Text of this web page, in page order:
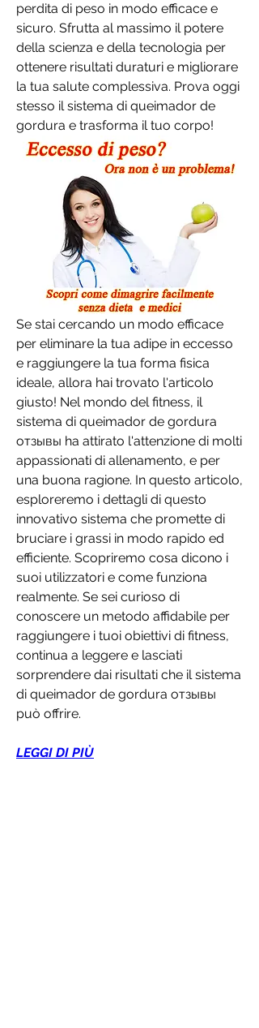
perdita di peso in modo efficace e
sicuro. Sfrutta al massimo il potere
della scienza e della tecnologia per
ottenere risultati duraturi e migliorare
la tua salute complessiva. Prova oggi
stesso il sistema di queimador de
gordura e trasforma il tuo corpo!
Se stai cercando un modo efficace
per eliminare la tua adipe in eccesso
e raggiungere la tua forma fisica
ideale, allora hai trovato l'articolo
giusto! Nel mondo del fitness, il
sistema di queimador de gordura
отзывы ha attirato l'attenzione di molti
appassionati di allenamento, e per
una buona ragione. In questo articolo,
esploreremo i dettagli di questo
innovativo sistema che promette di
bruciare i grassi in modo rapido ed
efficiente. Scopriremo cosa dicono i
suoi utilizzatori e come funziona
realmente. Se sei curioso di
conoscere un metodo affidabile per
raggiungere i tuoi obiettivi di fitness,
continua a leggere e lasciati
sorprendere dai risultati che il sistema
di queimador de gordura отзывы
può offrire.
LEGGI DI PIÙ